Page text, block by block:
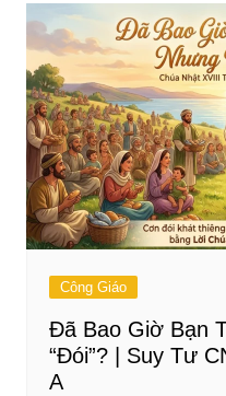
Công Giáo
Đã Bao Giờ Bạn
“Đói”? | Suy Tư
A